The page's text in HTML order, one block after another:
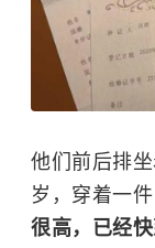
他们前后排
岁，穿着一
很高，已经